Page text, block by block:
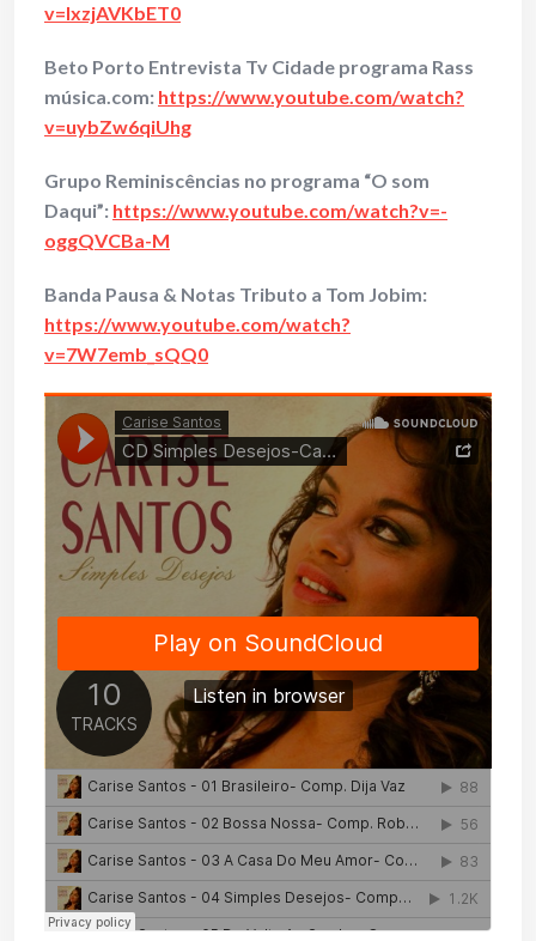
v=IxzjAVKbET0
Beto Porto Entrevista Tv Cidade programa Rass
música.com: https://www.youtube.com/watch?
v=uybZw6qiUhg
Grupo Reminiscências no programa “O som
Daqui”: https://www.youtube.com/watch?v=-
oggQVCBa-M
Banda Pausa & Notas Tributo a Tom Jobim:
https://www.youtube.com/watch?
v=7W7emb_sQQ0